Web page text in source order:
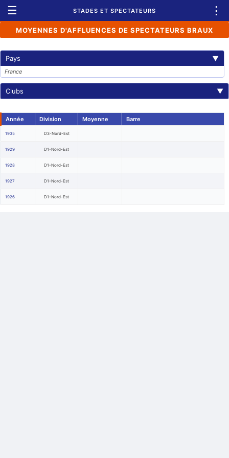
☰ STADES ET SPECTATEURS ⋮
MOYENNES D'AFFLUENCES DE SPECTATEURS BRAUX
Pays ▼
France
Clubs ▼
Année Division Moyenne Barre
1935 D3-Nord-Est
1929 D1-Nord-Est
1928 D1-Nord-Est
1927 D1-Nord-Est
1926 D1-Nord-Est